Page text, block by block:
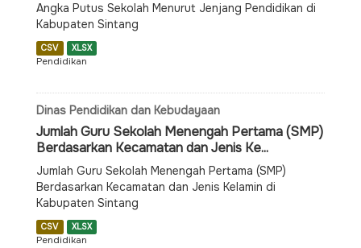
Angka Putus Sekolah Menurut Jenjang Pendidikan di
Kabupaten Sintang
CSV XLSX
Pendidikan
Dinas Pendidikan dan Kebudayaan
Jumlah Guru Sekolah Menengah Pertama (SMP)
Berdasarkan Kecamatan dan Jenis Ke...
Jumlah Guru Sekolah Menengah Pertama (SMP)
Berdasarkan Kecamatan dan Jenis Kelamin di
Kabupaten Sintang
CSV XLSX
Pendidikan